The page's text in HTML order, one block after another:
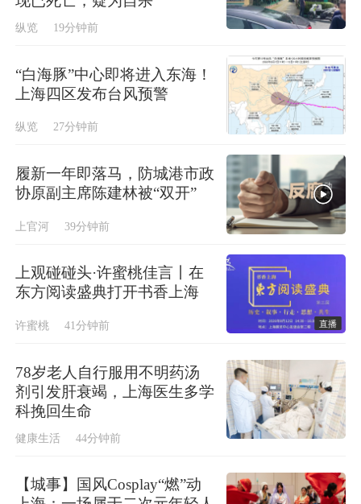
纵览 19分钟前
“白海豚”中心即将进入东海！
上海四区发布台风预警
纵览 27分钟前
履新一年即落马，防城港市政
协原副主席陈建林被“双开”
上官河 39分钟前
上观碰碰头·许蜜桃佳言丨在
东方阅读盛典打开书香上海
许蜜桃 41分钟前 直播
78岁老人自行服用不明药汤
剂引发肝衰竭，上海医生多学
科挽回生命
健康生活 44分钟前
【城事】国风Cosplay“燃”动